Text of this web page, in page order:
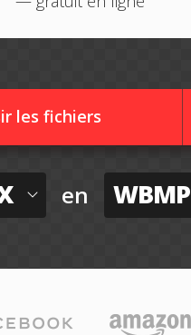
les fichiers
en WBMP